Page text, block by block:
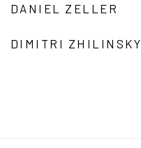
DANIEL ZELLER
DIMITRI ZHILINSKY